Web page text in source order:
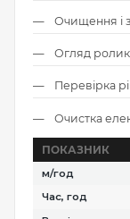
Очищення і
Огляд
Перевірка
Очистка
ПОКАЗНИК
м/год
Час, год